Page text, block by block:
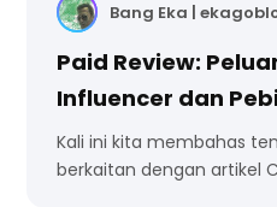
Bang Eka |
Paid Review:
Influencer dan
Kali ini kita membahas
berkaitan dengan artikel